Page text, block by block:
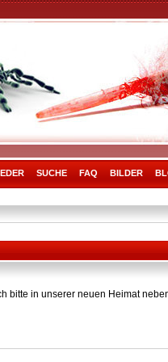
SUCHE FAQ BILDER
bitte in unserer neuen Heimat